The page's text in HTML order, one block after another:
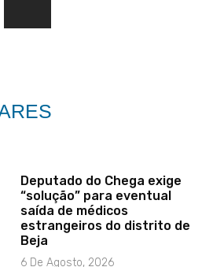
Deputado do Chega exige
“solução” para eventual
saída de médicos
estrangeiros do distrito de
Beja
6 De Agosto, 2026